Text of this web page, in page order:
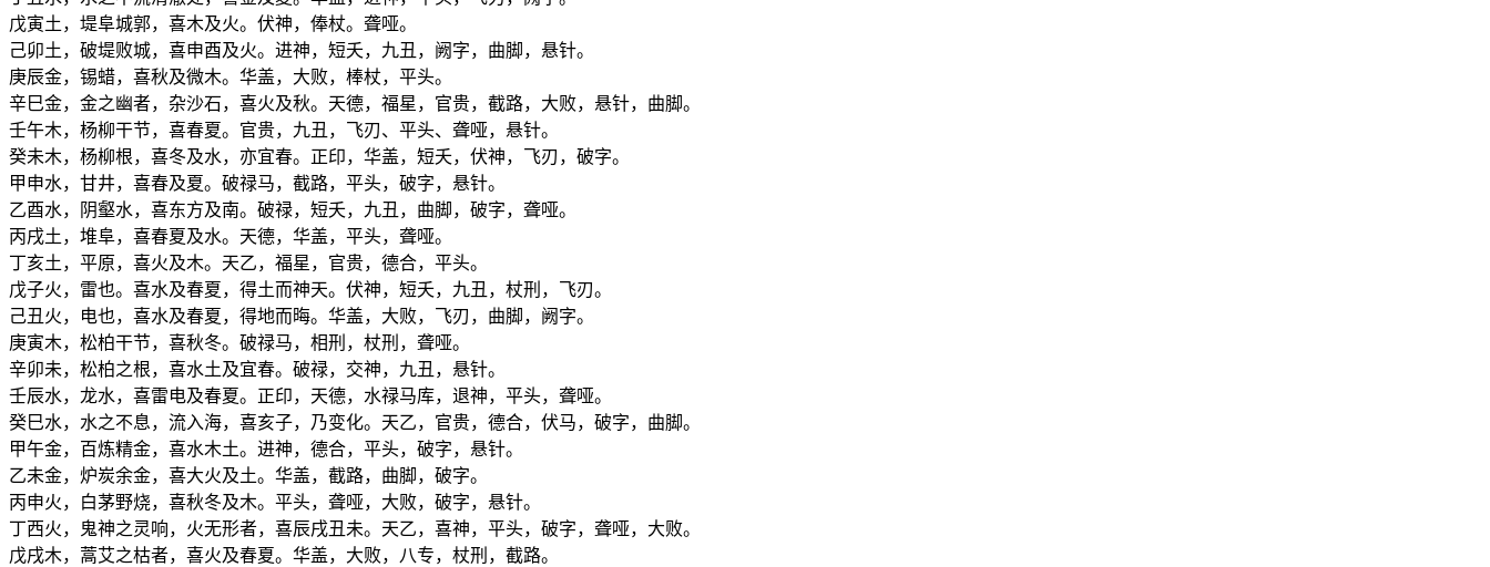
戊寅土，堤阜城郭，喜木及火。伏神，俸杖。聋哑。
己卯土，破堤败城，喜申酉及火。进神，短夭，九丑，阙字，曲脚，悬针。
庚辰金，锡蜡，喜秋及微木。华盖，大败，棒杖，平头。
辛巳金，金之幽者，杂沙石，喜火及秋。天德，福星，官贵，截路，大败，悬针，曲脚。
壬午木，杨柳干节，喜春夏。官贵，九丑，飞刃、平头、聋哑，悬针。
癸未木，杨柳根，喜冬及水，亦宜春。正印，华盖，短夭，伏神，飞刃，破字。
甲申水，甘井，喜春及夏。破禄马，截路，平头，破字，悬针。
乙酉水，阴壑水，喜东方及南。破禄，短夭，九丑，曲脚，破字，聋哑。
丙戌土，堆阜，喜春夏及水。天德，华盖，平头，聋哑。
丁亥土，平原，喜火及木。天乙，福星，官贵，德合，平头。
戊子火，雷也。喜水及春夏，得土而神天。伏神，短夭，九丑，杖刑，飞刃。
己丑火，电也，喜水及春夏，得地而晦。华盖，大败，飞刃，曲脚，阙字。
庚寅木，松柏干节，喜秋冬。破禄马，相刑，杖刑，聋哑。
辛卯未，松柏之根，喜水土及宜春。破禄，交神，九丑，悬针。
壬辰水，龙水，喜雷电及春夏。正印，天德，水禄马库，退神，平头，聋哑。
癸巳水，水之不息，流入海，喜亥子，乃变化。天乙，官贵，德合，伏马，破字，曲脚。
甲午金，百炼精金，喜水木土。进神，德合，平头，破字，悬针。
乙未金，炉炭余金，喜大火及土。华盖，截路，曲脚，破字。
丙申火，白茅野烧，喜秋冬及木。平头，聋哑，大败，破字，悬针。
丁西火，鬼神之灵响，火无形者，喜辰戌丑未。天乙，喜神，平头，破字，聋哑，大败。
戊戌木，蒿艾之枯者，喜火及春夏。华盖，大败，八专，杖刑，截路。